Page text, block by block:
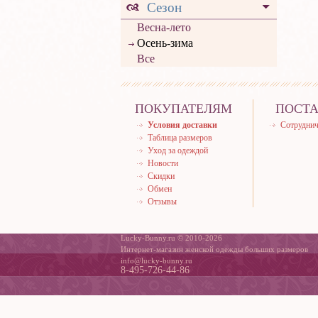
Сезон
Весна-лето
Осень-зима
Все
ПОКУПАТЕЛЯМ
Условия доставки
Таблица размеров
Уход за одеждой
Новости
Скидки
Обмен
Отзывы
Lucky-Bunny.ru © 2010-2026
Интернет-магазин женской одежды больших размеров
info@lucky-bunny.ru
8-495-726-44-86